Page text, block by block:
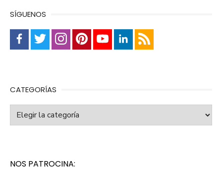
SÍGUENOS
CATEGORÍAS
Categorías
NOS PATROCINA: